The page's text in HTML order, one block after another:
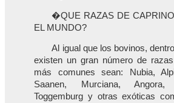
�QUE RAZAS DE
EL MUNDO?
Al igual que los bovinos,
existen un gran número de
más comunes sean: Nubia,
Saanen, Murciana,
Toggemburg y otras exóticas